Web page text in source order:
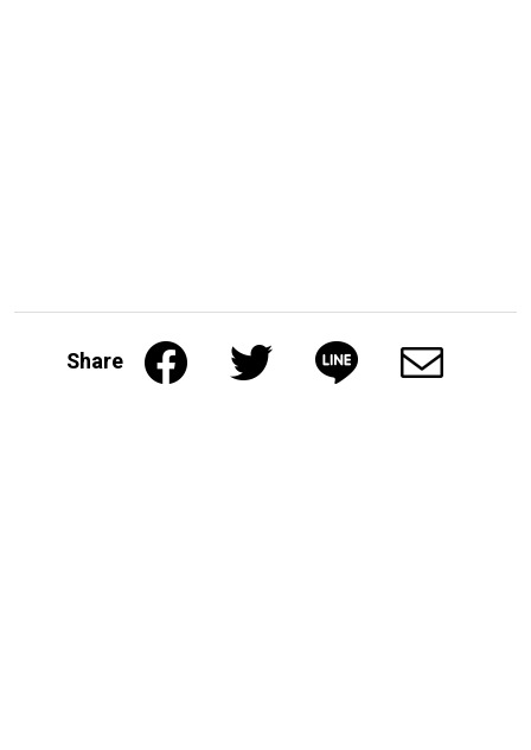
Share